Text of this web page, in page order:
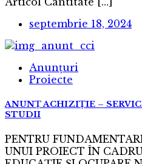
septembrie 18, 2024
Anunțuri
Proiecte
ANUNȚ ACHIZIȚIE –
STUDII
PENTRU
UNUI PROIECT ÎN